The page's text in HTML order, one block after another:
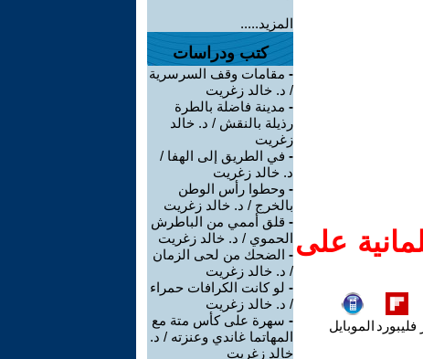
على
فليبورد الموبايل
المزيد.....
كتب ودراسات
- مقامات وقف السرسرية
/ د. خالد زغريت
- مدينة فاضلة بالطرة
رذيلة بالنقش / د. خالد
زغريت
- في الطريق إلى الهفا /
د. خالد زغريت
- وحطوا رأس الوطن
بالخرج / د. خالد زغريت
- قلق أممي من الباطرش
الحموي / د. خالد زغريت
- الضحك من لحى الزمان
/ د. خالد زغريت
- لو كانت الكرافات حمراء
/ د. خالد زغريت
- سهرة على كأس متة مع
المهاتما غاندي وعنزته / د.
خالد زغريت